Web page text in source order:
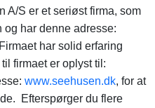
A/S er et seriøst firma, som
og har denne adresse:
har solid erfaring
firmaet er oplyst til:
www.seehusen.dk, for at
Efterspørger du flere